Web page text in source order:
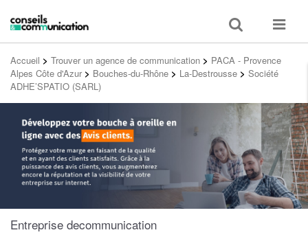
Toggle
search
Toggle
Accueil > Trouver un agence de communication > PACA - Provence
Alpes Côte d'Azur > Bouches-du-Rhône > La-Destrousse > Société
ADHE’SPATIO (SARL)
Entreprise decommunication